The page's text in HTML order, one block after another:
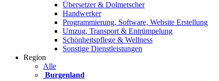
Übersetzer & Dolmetscher
Handwerker
Programmierung, Software, Website Erstellung
Umzug, Transport & Entrümpelung
Schönheitspflege & Wellness
Sonstige Dienstleistungen
Region
Alle
Burgenland